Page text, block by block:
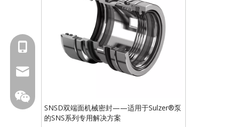
SNSD双端面机械密封——适用于Sulzer®泵
的SNS系列专用解决方案
18601429519